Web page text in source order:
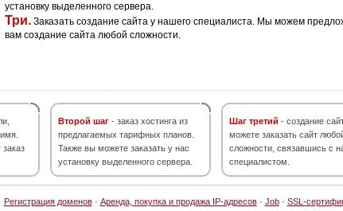
установку выделенного сервера.
Три. Заказать создание сайта у нашего специалиста. Мы можем
вам создание сайта любой сложности.
Второй шаг - заказ хостинга из
предлагаемых тарифных планов.
Также вы можете заказать у нас
установку выделенного сервера.
Шаг третий - создание
можете заказать сайт
сложности, связавшись с
специалистом.
Регистрация доменов· Аренда, покупка и продажа IP-адресов· Job· SSL-